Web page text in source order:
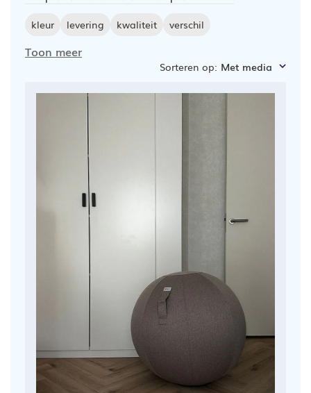
kleur levering kwaliteit verschil
Toon meer
Sorteren op: Met media